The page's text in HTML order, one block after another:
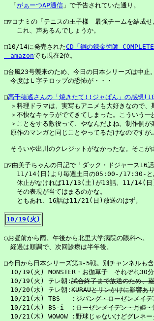
「 がぁーつAP通信 」で予告されていた通り。
□▽コナミの「テニスの王子様　最強チームを結成
これ、声あるんでしょうか。
□10/14に発売されたCD「鋼の錬金術師 COMPLETE
amazonでも現在2位。
□台風23号襲来のため、今日の日本シリーズは中
今度はＬ字テロップの恐怖が・・・
□高千穂遙さんの「焼きたて!!ジャぱん」の感想
＞料理ドラマは、実写もアニメも大好きなので、
＞不快なキャラがでてきてしまった。こういう一
＞ことをする敵役って、やなんだよね。制作側が
原作のマンガと同じことやってるだけなのですが
そういや出川のクレジットがなかったな。そこ
□▽由美子ちゃんの日記で「ダック・ドジャース16
11/14(日)より毎週土日の05:00-/17:30-とあ
休止がなければ11/13(土)が13話、11/14(日)
その表現が当てはまるのかな。
ともあれ、16話は11/21(日)放送のはず。
10/19(火)
○お昼前から雨。午後から北里大学病院の眼科へ。
経過は順調で、次回診療は半年後。
□今日から日本シリーズ第3-5戦。別チャンネルも
10/19(火) MONSTER・お伽草子　それぞれ30
10/19(火) テレ朝: 試合終了まで放送のため、
10/20(水) テレ朝: KURAUとリンかけに影響あ
10/21(木) TBS   : ジパング・ローゼンメイ
10/21(木) BS-i  : ローゼンメイデン・月姫
10/21(木) WOWOW :野球じゃないけどグレネ